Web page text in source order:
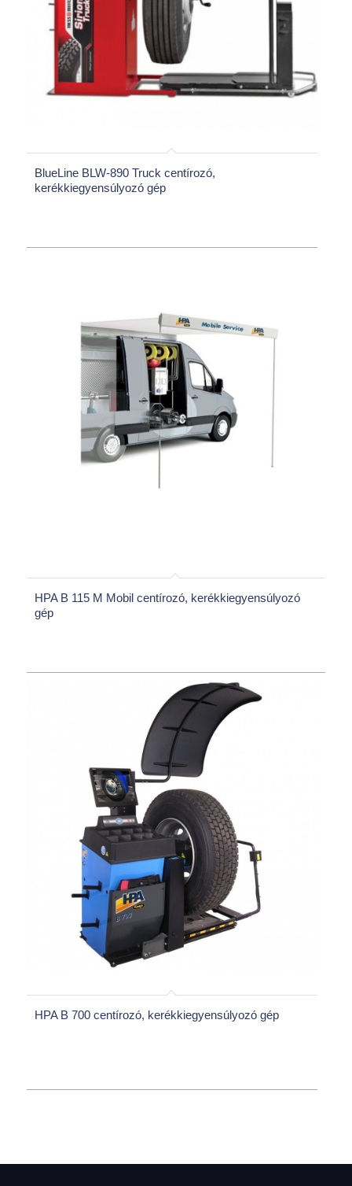
BlueLine BLW-890 Truck centírozó,
kerékkiegyensúlyozó gép
HPA B 115 M Mobil centírozó, kerékkiegyensúlyozó
gép
HPA B 700 centírozó, kerékkiegyensúlyozó gép